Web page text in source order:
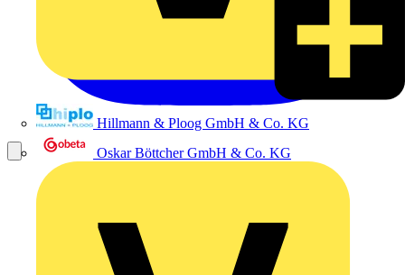
Hillmann & Ploog GmbH & Co. KG
Oskar Böttcher GmbH & Co. KG